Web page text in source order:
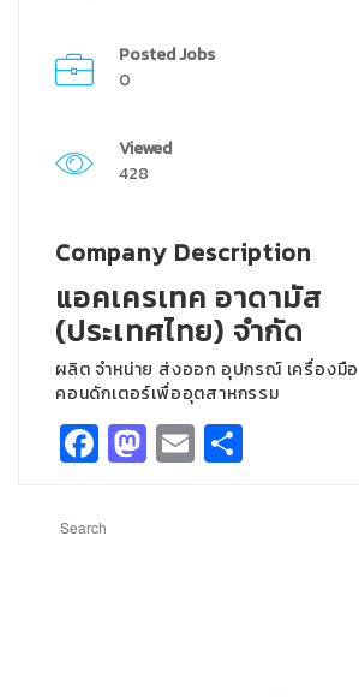
Posted Jobs
0
Viewed
428
Company Description
แอคเครเทค อาดามัส
(ประเทศไทย) จำกัด
ผลิต จำหน่าย ส่งออก อุปกรณ์ เครื่องมือ
คอนดักเตอร์เพื่ออุตสาหกรรม
Facebook
Mastodon
Email